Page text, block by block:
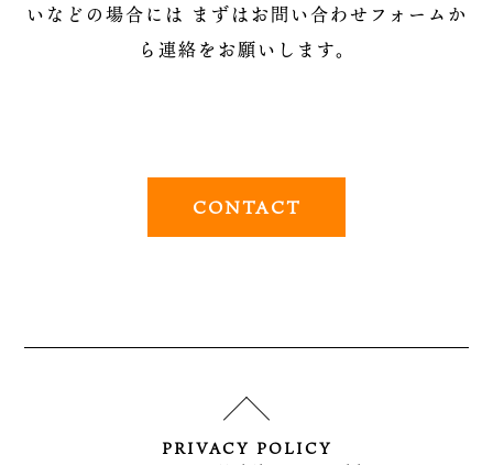
いなどの場合には まずはお問い合わせフォームか
ら連絡をお願いします。
CONTACT
PRIVACY POLICY